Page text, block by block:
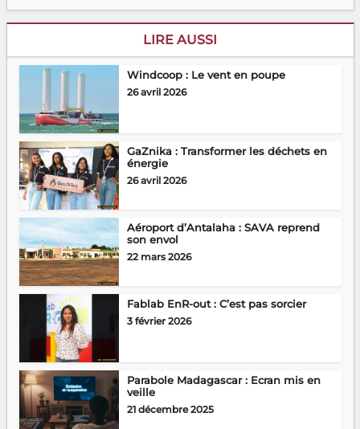
LIRE AUSSI
Windcoop : Le vent en poupe
26 avril 2026
GaZnika : Transformer les déchets en
énergie
26 avril 2026
Aéroport d’Antalaha : SAVA reprend
son envol
22 mars 2026
Fablab EnR-out : C’est pas sorcier
3 février 2026
Parabole Madagascar : Ecran mis en
veille
21 décembre 2025